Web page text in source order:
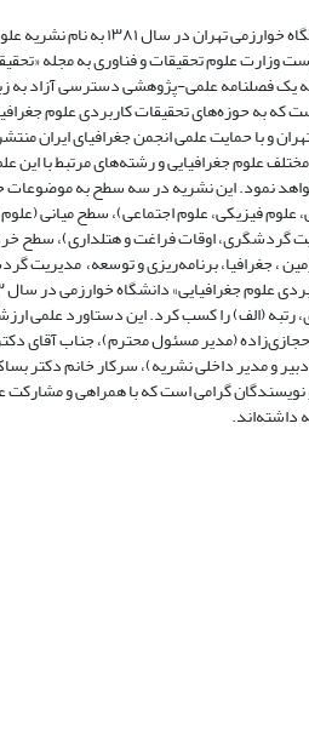
مجله «تحقیقات کاربردی علوم جغرافیایی» دانشگاه خوارزمی تهران در سال ۱۳۸۱ به
شد. در سال ۸۹ به درخواست وزارت علوم تحقیقات و فناوری به مجله
یک فصلنامه علمی‌-پژوهشی دسترسی آزاد به
که به حوزه‌های تحقیقات کاربردی علوم
و با حمایت علمی انجمن جغرافیای ایران
علوم جغرافیایی و رشته‌های مرتبط با این
نمود. این نشریه در سه سطح به موضوعات
فیزیکی، علوم اجتماعی)، سطح میانی
گردشگری، اوقات فراغت و هتلداری)، سطح
، جغرافیا، برنامه‌ریزی و توسعه، مدیریت
رتبه (الف) را کسب کرد. این دستاورد علمی
(مدیر مسئول محترم)، جناب آقای
و مدیر داخلی نشریه)، سرکار خانم دکتر
نویسندگان گرامی است که با همراهی و مشارکت
داشته‌اند.